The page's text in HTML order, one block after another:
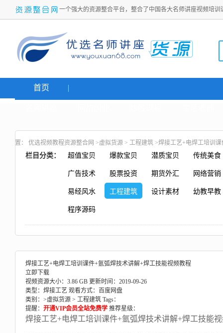
一个强大的资源整合平台，整合了中国各大名师讲座视频培
首页
置： 优选视频教程资源整合网 >虚拟货源 > 工程建筑 >焊接工艺+电焊工培训
栏目分类： 超值宝贝 爆款宝贝 潜质宝贝 传统美食
广告技术 股票投资 期货外汇 网络营销
易经风水 工程建筑 设计素材 幼教早教
程序源码
焊接工艺+电焊工培训课件+氩弧焊技术讲解+焊工技能视频教程
立即下载
视频资源大小：3.86 GB 更新时间：2019-09-26
类型：焊接工艺 观看方式：百度网盘
类别：>虚拟货源 > 工程建筑 Tags：
提醒： 开通VIP会员全站免费学 推荐星级：
焊接工艺+电焊工培训课件+氩弧焊技术讲解+焊工技能